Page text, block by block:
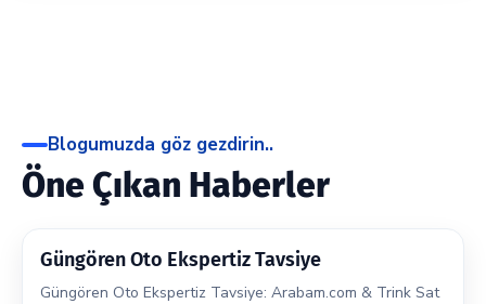
Blogumuzda göz gezdirin..
Öne Çıkan Haberler
Güngören Oto Ekspertiz Tavsiye
Güngören Oto Ekspertiz Tavsiye: Arabam.com & Trink Sat